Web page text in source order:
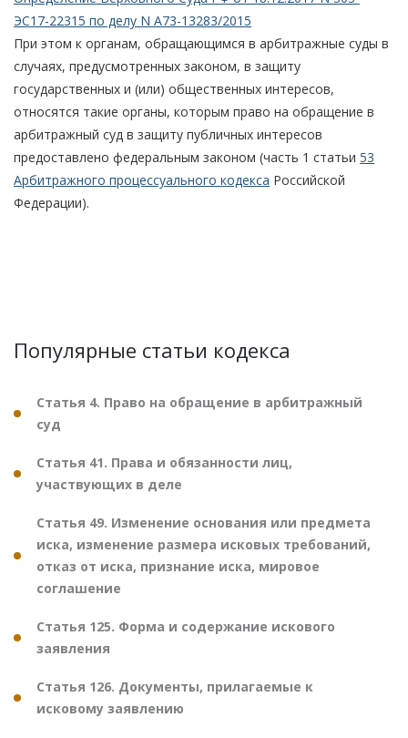
ЭС17-22315 по делу N А73-13283/2015
При этом к органам, обращающимся в арбитражные суды в
случаях, предусмотренных законом, в защиту
государственных и (или) общественных интересов,
относятся такие органы, которым право на обращение в
арбитражный суд в защиту публичных интересов
предоставлено федеральным законом (часть 1 статьи 53
Арбитражного процессуального кодекса Российской
Федерации).
Популярные статьи кодекса
Статья 4. Право на обращение в арбитражный
суд
Статья 41. Права и обязанности лиц,
участвующих в деле
Статья 49. Изменение основания или предмета
иска, изменение размера исковых требований,
отказ от иска, признание иска, мировое
соглашение
Статья 125. Форма и содержание искового
заявления
Статья 126. Документы, прилагаемые к
исковому заявлению